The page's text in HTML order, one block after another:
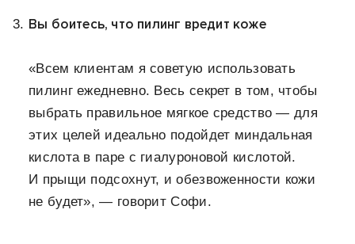
Вы боитесь, что пилинг вредит коже
«Всем клиентам я советую использовать
пилинг ежедневно. Весь секрет в том, чтобы
выбрать правильное мягкое средство — для
этих целей идеально подойдет миндальная
кислота в паре с гиалуроновой кислотой.
И прыщи подсохнут, и обезвоженности кожи
не будет», — говорит Софи.